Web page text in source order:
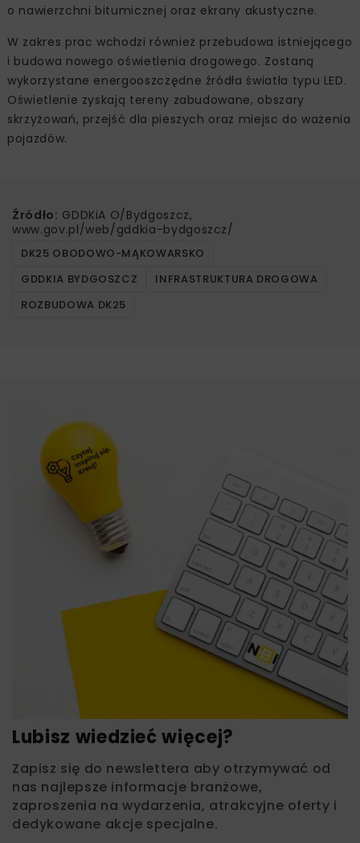
o nawierzchni bitumicznej oraz ekrany akustyczne.
W zakres prac wchodzi również przebudowa istniejącego
i budowa nowego oświetlenia drogowego. Zostaną
wykorzystane energooszczędne źródła światła typu LED.
Oświetlenie zyskają tereny zabudowane, obszary
skrzyżowań, przejść dla pieszych oraz miejsc do ważenia
pojazdów.
Źródło: GDDKiA O/Bydgoszcz,
www.gov.pl/web/gddkia-bydgoszcz/
DK25 OBODOWO-MĄKOWARSKO
GDDKIA BYDGOSZCZ
INFRASTRUKTURA DROGOWA
ROZBUDOWA DK25
Lubisz wiedzieć więcej?
Zapisz się do newslettera aby otrzymywać od
nas najlepsze informacje branżowe,
zaproszenia na wydarzenia, atrakcyjne oferty i
dedykowane akcje specjalne.